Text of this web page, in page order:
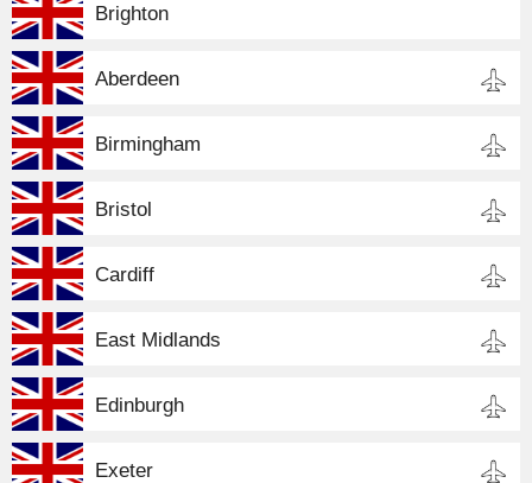
Brighton
Aberdeen
Birmingham
Bristol
Cardiff
East Midlands
Edinburgh
Exeter